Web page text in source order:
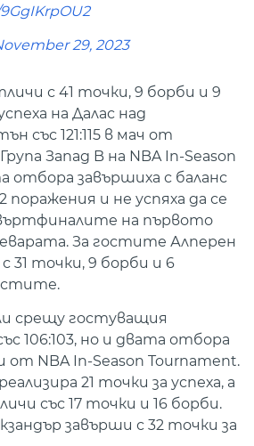
29, 2023
с 41 точки, 9 борби и 9
на Далас над
със 121:115 в мач от
Запад B на NBA In-Season
отбора завършиха с баланс
поражения и не успяха да се
на първото
За гостите Алперен
31 точки, 9 борби и 6
срещу гостуващия
106:103, но и двата отбора
от NBA In-Season Tournament.
21 точки за успеха, а
със 17 точки и 16 борби.
завърши с 32 точки за